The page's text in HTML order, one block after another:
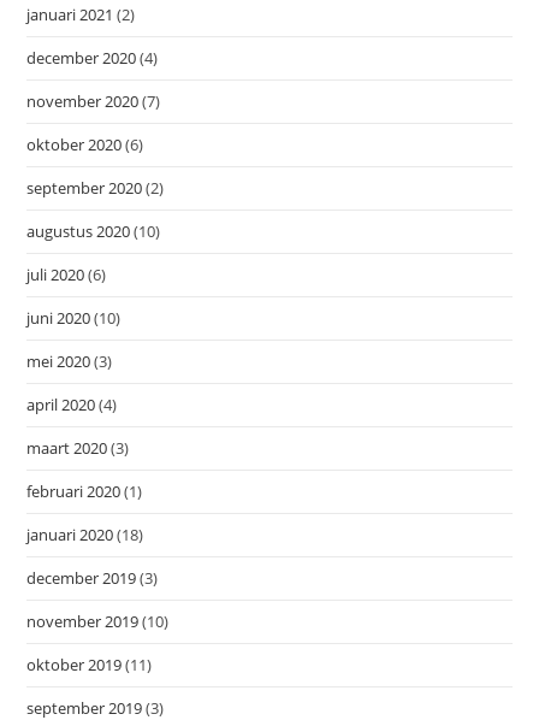
januari 2021 (2)
december 2020(4)
november 2020(7)
oktober 2020(6)
september 2020(2)
augustus 2020(10)
juli 2020(6)
juni 2020(10)
mei 2020(3)
april 2020(4)
maart 2020(3)
februari 2020(1)
januari 2020(18)
december 2019(3)
november 2019(10)
oktober 2019(11)
september 2019(3)